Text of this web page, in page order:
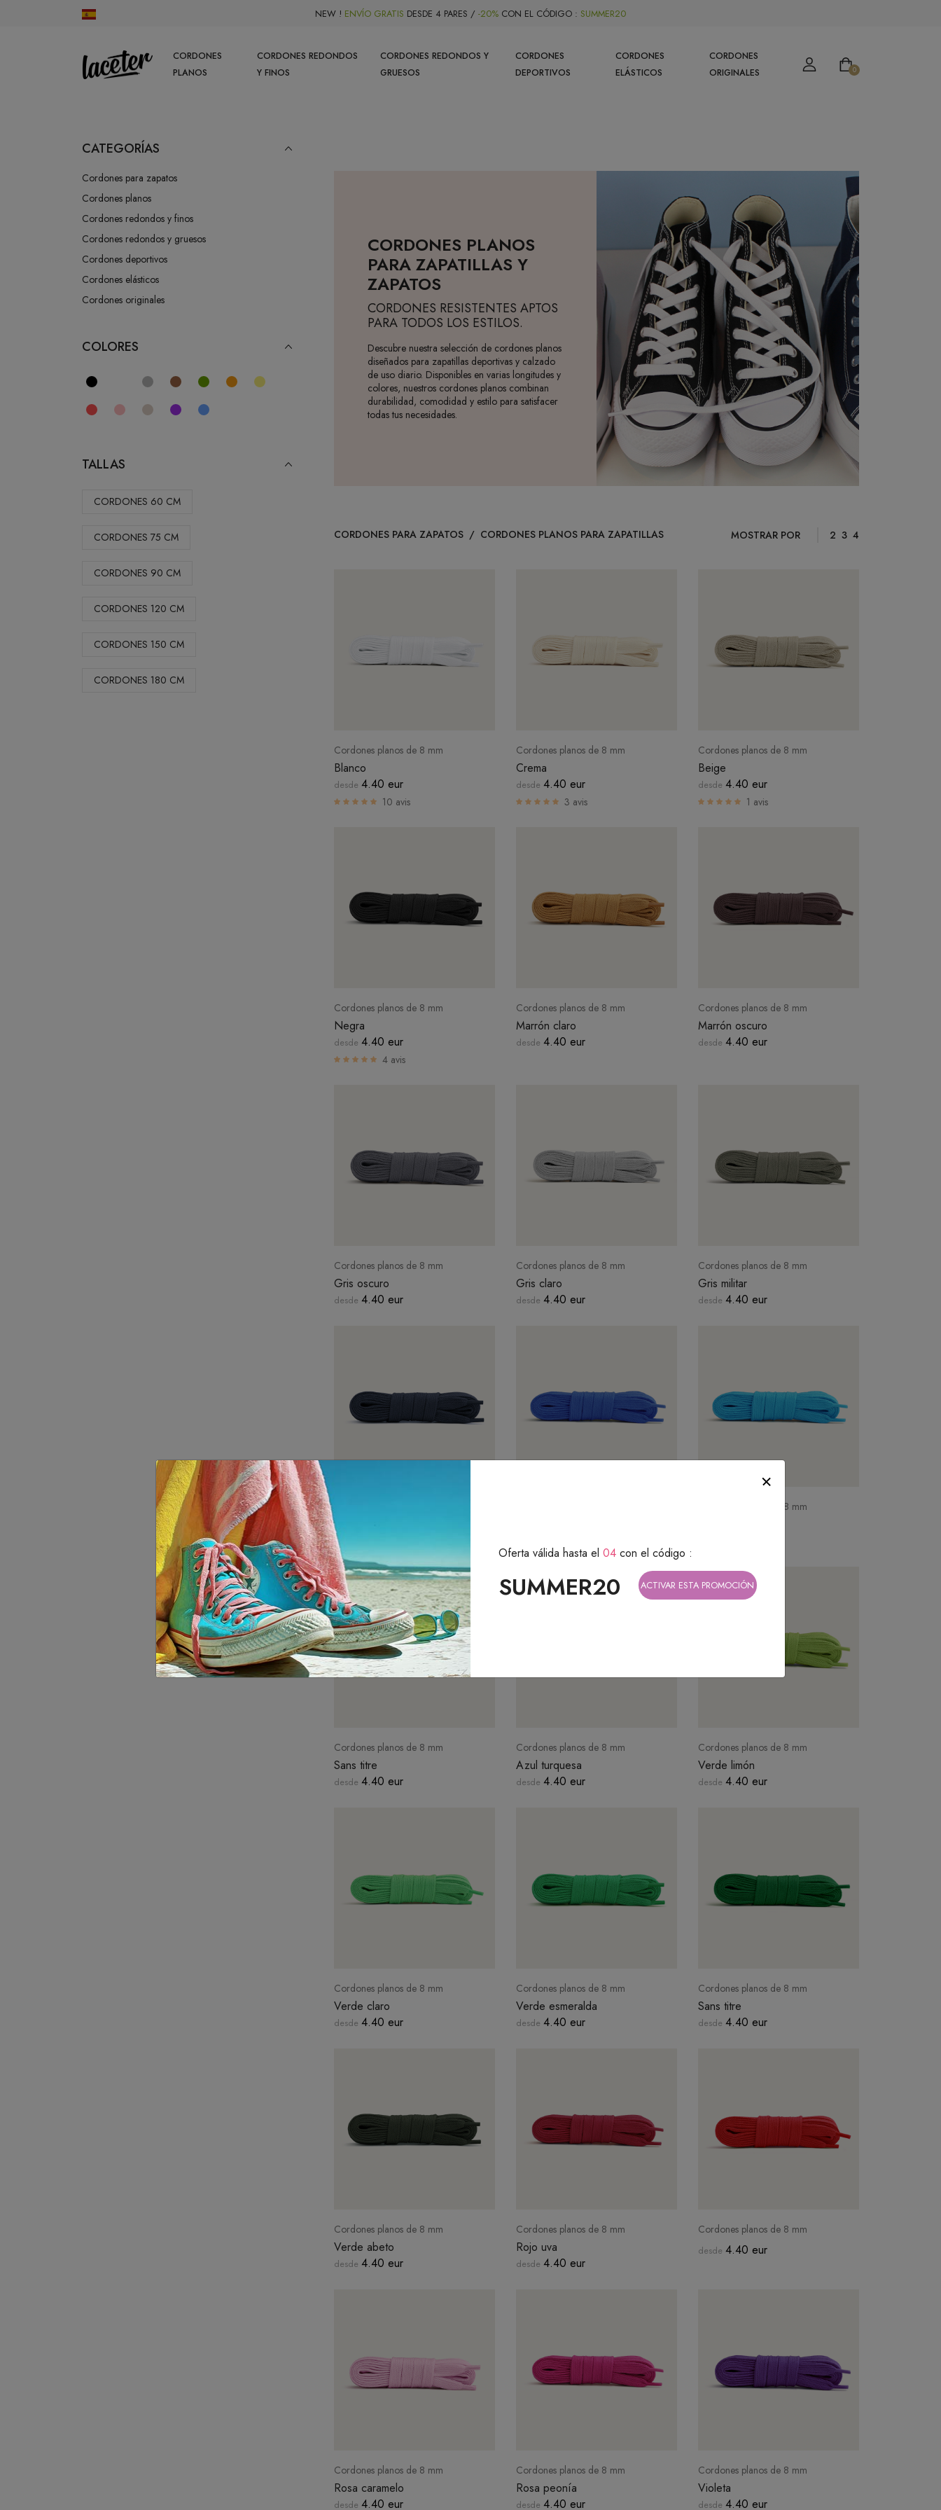
NEW ! ENVÍO GRATIS DESDE 4 PARES / -20% CON EL CÓDIGO : SUMMER20
CORDONES
PLANOS
CORDONES REDONDOS
Y FINOS
CORDONES REDONDOS Y
GRUESOS
CORDONES
DEPORTIVOS
CORDONES
ELÁSTICOS
CORDONES
ORIGINALES
0
CATEGORÍAS
Cordones para zapatos
Cordones planos
Cordones redondos y finos
Cordones redondos y gruesos
Cordones deportivos
Cordones elásticos
Cordones originales
COLORES
TALLAS
CORDONES 60 CM
CORDONES 75 CM
CORDONES 90 CM
CORDONES 120 CM
CORDONES 150 CM
CORDONES 180 CM
CORDONES PLANOS
PARA ZAPATILLAS Y
ZAPATOS
CORDONES RESISTENTES APTOS
PARA TODOS LOS ESTILOS.
Descubre nuestra selección de cordones planos
diseñados para zapatillas deportivas y calzado
de uso diario. Disponibles en varias longitudes y
colores, nuestros cordones planos combinan
durabilidad, comodidad y estilo para satisfacer
todas tus necesidades.
CORDONES PARA ZAPATOS / CORDONES PLANOS PARA ZAPATILLAS MOSTRAR POR 2 3 4
Cordones planos de 8 mm
Blanco
desde 4.40 eur
10 avis
Cordones planos de 8 mm
Crema
desde 4.40 eur
3 avis
Cordones planos de 8 mm
Beige
desde 4.40 eur
1 avis
Cordones planos de 8 mm
Negra
desde 4.40 eur
4 avis
Cordones planos de 8 mm
Marrón claro
desde 4.40 eur
Cordones planos de 8 mm
Marrón oscuro
desde 4.40 eur
Cordones planos de 8 mm
Gris oscuro
desde 4.40 eur
Cordones planos de 8 mm
Gris claro
desde 4.40 eur
Cordones planos de 8 mm
Gris militar
desde 4.40 eur
Azul marino
desde
Cordones planos de 8 mm
Cordones planos de 8 mm
Sans titre
desde 4.40 eur
Cordones planos de 8 mm
Azul turquesa
desde 4.40 eur
Cordones planos de 8 mm
Verde limón
desde 4.40 eur
Cordones planos de 8 mm
Verde claro
desde 4.40 eur
Cordones planos de 8 mm
Verde esmeralda
desde 4.40 eur
Cordones planos de 8 mm
Sans titre
desde 4.40 eur
Cordones planos de 8 mm
Verde abeto
desde 4.40 eur
Cordones planos de 8 mm
Rojo uva
desde 4.40 eur
Cordones planos de 8 mm
desde 4.40 eur
Cordones planos de 8 mm
Rosa caramelo
desde 4.40 eur
Cordones planos de 8 mm
Rosa peonía
desde 4.40 eur
Cordones planos de 8 mm
Violeta
desde 4.40 eur
Oferta válida hasta el 04 con el código :
SUMMER20 ACTIVAR ESTA PROMOCIÓN